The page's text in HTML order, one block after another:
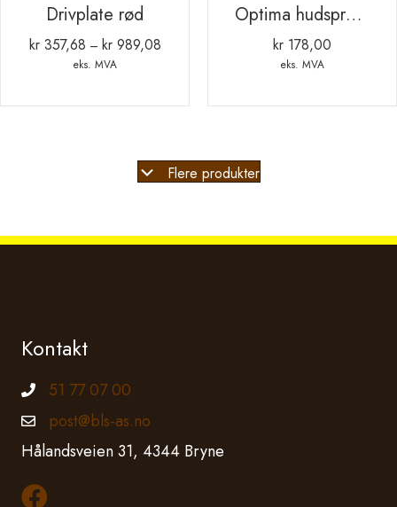
Drivplate rød
kr357,68 – kr989,08Prisområde:
kr 989,08
eks. MVA
Optima hudspray for dyr 1ltr
kr 178,00
eks. MVA
Flere produkter
Kontakt
Telefonnummer
51 77 07 00
Epostadresse
post@bls-as.no
Hålandsveien 31, 4344 Bryne
Les mer om oss på Facebook